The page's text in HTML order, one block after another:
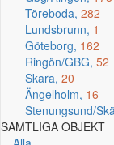
Töreboda, 282
Lundsbrunn, 1
Göteborg, 162
Ringön/GBG, 52
Skara, 20
Ängelholm, 16
Stenungsund/
SAMTLIGA OBJEKT